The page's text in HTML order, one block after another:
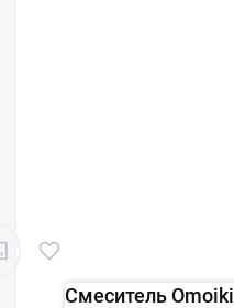
Смеситель